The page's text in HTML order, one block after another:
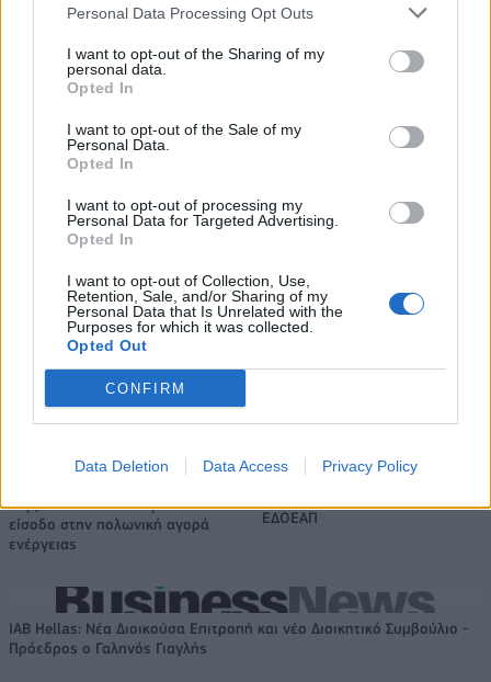
Personal Data Processing Opt Outs
I want to opt-out of the Sharing of my
personal data.
Opted In
I want to opt-out of the Sale of my
Personal Data.
Opted In
I want to opt-out of processing my
Personal Data for Targeted Advertising.
Opted In
I want to opt-out of Collection, Use,
Retention, Sale, and/or Sharing of my
Personal Data that Is Unrelated with the
Purposes for which it was collected.
Opted Out
CONFIRM
Data Deletion Data Access Privacy Policy
Live στις 21:00, ο προημιτελικός της Εθνικής Νεανίδων κόντρα στη
Λιθουανία
Ευρωπαϊκό Κορασίδων: Άνετη
πρεμιέρα, 78-36 την Ιρλανδία
πώληση συμμετοχής στο Sofia
South Ring Mall έναντι 49,35
Β.Σ. Καρούλιας: Τζίρος 98,7 εκατ. ευρώ και αύξηση κερδών 57% - Τα
νέα στοιχήματα σε low & non alcohol
Deloitte Ελλάδος:
σύμβουλος της ΔΕΗ για την
είσοδο στην πολωνική αγορά
ενέργειας
ευρώ σε 451 επιχειρήσεις
ξεκίνησε το πρόγραμμα
ΕΔΟΕΑΠ
IAB Hellas: Νέα Διοικούσα Επιτροπή και νέο Διοικητικό Συμβούλιο -
Πρόεδρος ο Γαληνός Γιαγλής